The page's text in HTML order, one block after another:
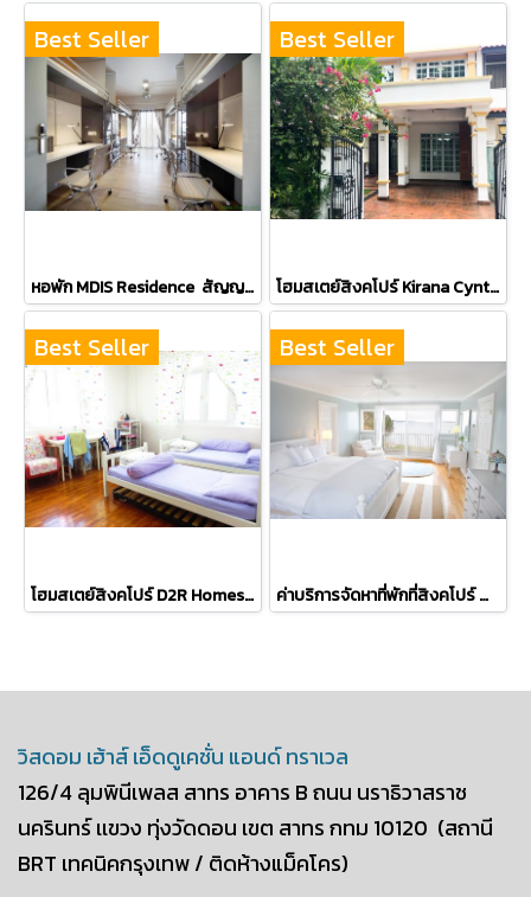
Best Seller
หอพัก MDIS Residence สัญญาในการพักขั้นต่ำ 3 เดือน
Best Seller
โฮมสเตย์สิงคโปร์ Kirana Cynthia Chin @ Kovan และ Teacher Gwen
Best Seller
โฮมสเตย์สิงคโปร์ D2R Homestay บ้าน Phyllis & SK Lim
Best Seller
ค่าบริการจัดหาที่พักที่สิงคโปร์ ชำระครั้งเดียว
วิสดอม เฮ้าส์ เอ็ดดูเคชั่น แอนด์ ทราเวล
126/4 ลุมพินีเพลส สาทร อาคาร Bถนน นราธิวาสราช
นครินทร์ เเขวง ทุ่งวัดดอน เขต สาทร กทม 10120 (สถานี
BRT เทคนิคกรุงเทพ / ติดห้างแม็คโคร)